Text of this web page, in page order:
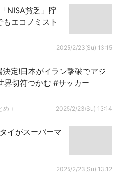
NISA貧乏」貯
エコノミスト
2025/2/23(Su) 13:15
定!日本がイラン撃破でアジ
界切符つかむ #サッカー
め＋ 2025/2/23(Su) 13:14
イがスーパーマ
2025/2/23(Su) 13:12